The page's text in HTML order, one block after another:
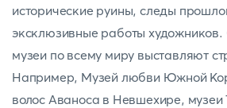
исторические руины, следы
эксклюзивные работы
музеи по всему миру выставляют
Например, Музей любви Южной
волос Аваноса в Невшехире, музеи